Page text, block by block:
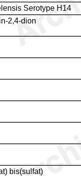
Serotype H14
2,4-dion
bis(sulfat)